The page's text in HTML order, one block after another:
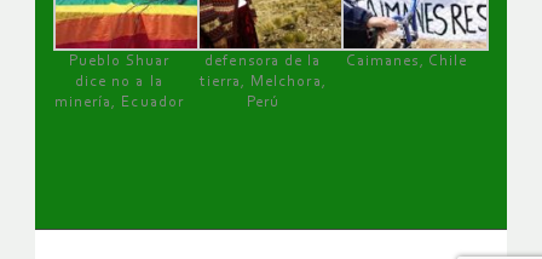
Pueblo Shuar
dice no a la
minería, Ecuador
defensora de la
tierra, Melchora,
Perú
Caimanes, Chile